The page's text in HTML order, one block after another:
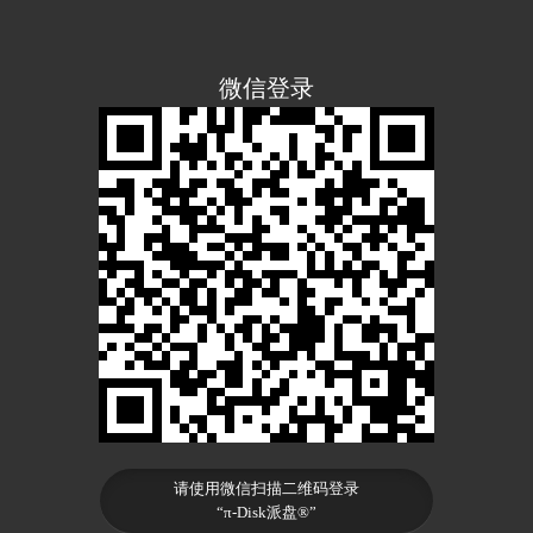
微信登录
请使用微信扫描二维码登录
“π-Disk派盘®”